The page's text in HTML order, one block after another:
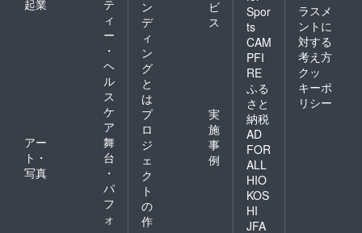
起業
テ
ィ
ー
・
ヘ
ル
ス
ケ
ア
アー
ト・
写真
舞
台
・
パ
フ
ォ
ン
デ
ィ
ン
グ
と
は
ビ
ス
プ
ロ
ジ
ェ
ク
ト
の
作
実
施
事
例
Spor
ts
CAM
PFI
RE
ふる
さと
納税
AD
FOR
ALL
HIO
KOS
HI
JFA
ラスメ
ントに
対する
考え方
クッ
キーポ
リシー